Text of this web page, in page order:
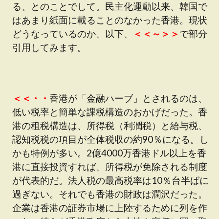
る、とのことでして。民主化運動以来、韓国で
はあまり紙面に載ることのなかった香港。現状
どうなっているのか、以下、
＜＜～＞＞ で部分
引用してみます。
＜＜・・ 香港が「金融ハーブ」とされるのは、
低い税率と簡単な課税構造のおかげだった。香
港の租税構造は、所得税（利潤税）と給与税、
認知税税の項目が全体税収の約90％になる。し
かも特例が多い。2億4000万香港ドル以上を香
港に直接投資すれば、所得税が免除される制度
が代表的だ。法人税の最高税率は10％台半ばに
過ぎない。それでも香港の財政は潤沢だった。
企業は香港の証券市場に上陸するために列を作